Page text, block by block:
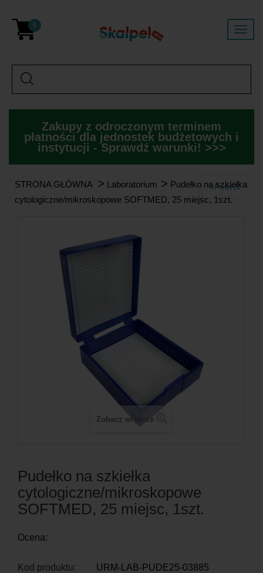
0
Zakupy z odroczonym terminem
płatności dla jednostek budżetowych i
instytucji - Sprawdź warunki! >>>
STRONA GŁÓWNA > Laboratorium > Pudełko na szkiełka
cytologiczne/mikroskopowe SOFTMED, 25 miejsc, 1szt.
«Powrót
Zobacz większe
Pudełko na szkiełka
cytologiczne/mikroskopowe
SOFTMED, 25 miejsc, 1szt.
Ocena:
Kod produktu: URM-LAB-PUDE25-03885